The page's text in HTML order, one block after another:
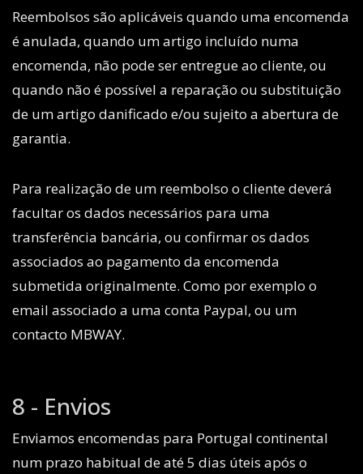
Reembolsos são aplicáveis quando uma encomenda
é anulada, quando um artigo incluído numa
encomenda, não pode ser entregue ao cliente, ou
quando não é possível a reparação ou substituição
de um artigo danificado e/ou sujeito a abertura de
garantia.
Para realização de um reembolso o cliente deverá
facultar os dados necessários para uma
transferência bancária, ou confirmar os dados
associados ao pagamento da encomenda
submetida originalmente. Como por exemplo o
email associado a uma conta Paypal, ou um
contacto MBWAY.
8 - Envios
Enviamos encomendas para Portugal continental
num prazo habitual de até 5 dias úteis após o